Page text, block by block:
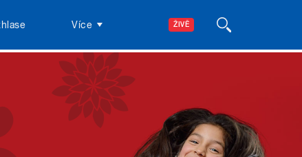
ŽIVĚ
Více